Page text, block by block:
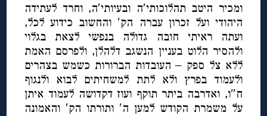
ומכיר היטב תהלוכותי′ה ובעיותי′ה, וחרד לעתידה
היהודי ועל זכרון עברה הק′ והחשוב כידוע לכל,
ועתה ראיתי חובה גדולה בנפשי לצאת בגלוי
ולהסיר הלוט בעניין הנשגב דלהלן, ולפרסם האמת
ללא צל ספק – העובדות הברורות כשמש בצהרים
ולעמוד בפרץ ולא לתת למשחיתים לבוא ולנגוף
ח″ו, ואדרבה ביתר תוקף ועוז דקדושה לעמוד איתן
על משמרת הקודש למען ה′ ותורתו הק′ והאמונה